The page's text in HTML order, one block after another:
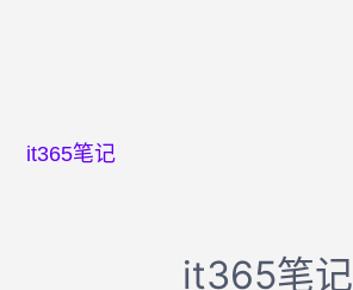
it365笔记
it365笔记